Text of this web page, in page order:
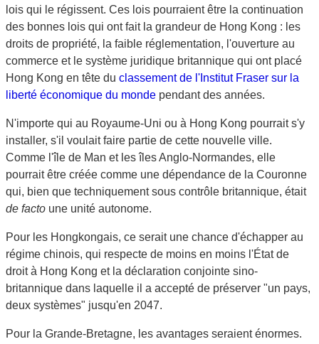
lois qui le régissent. Ces lois pourraient être la continuation
des bonnes lois qui ont fait la grandeur de Hong Kong : les
droits de propriété, la faible réglementation, l'ouverture au
commerce et le système juridique britannique qui ont placé
Hong Kong en tête du classement de l'Institut Fraser sur la
liberté économique du monde pendant des années.
N'importe qui au Royaume-Uni ou à Hong Kong pourrait s'y
installer, s'il voulait faire partie de cette nouvelle ville.
Comme l'île de Man et les îles Anglo-Normandes, elle
pourrait être créée comme une dépendance de la Couronne
qui, bien que techniquement sous contrôle britannique, était
de facto une unité autonome.
Pour les Hongkongais, ce serait une chance d'échapper au
régime chinois, qui respecte de moins en moins l'État de
droit à Hong Kong et la déclaration conjointe sino-
britannique dans laquelle il a accepté de préserver "un pays,
deux systèmes" jusqu'en 2047.
Pour la Grande-Bretagne, les avantages seraient énormes.